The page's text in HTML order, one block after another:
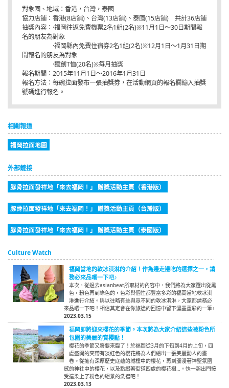
對象國、地域：香港，台灣，泰國
協力店鋪：香港(8店鋪)、台灣(13店鋪)、泰國(15店鋪) 共計36店鋪
抽獎內容：·福岡往返免費機票2名1組(2名)※11月1日～30日期間報
名的朋友為對象
·福岡縣內免費住宿券2名1組(2名)※12月1日～1月31日期
間報名的朋友為對象
·獨創T恤(20名)※毎月抽獎
報名期間：2015年11月1日～2016年1月31日
報名方法：每碗拉面發布一張抽獎券，在活動網頁的報名欄輸入抽獎
號碼進行報名。
相關報道
福岡拉面地圖
外部鏈接
豚骨拉面發祥地「來去福岡！」 贈獎活動主頁（香港版）
豚骨拉面發祥地「來去福岡！」 贈獎活動主頁（台灣版）
豚骨拉面發祥地「來去福岡！」 贈獎活動主頁（泰國版）
Culture Watch
福岡當地的軟冰淇淋的介紹！作為邊走邊吃的選擇之一，請
務必來品嚐一下吧♪
本次，從過去asianbeat所取材的內容中，我們將為大家選出從黑
色，粉色再到綠色的，色彩與個性都豐富多彩的福岡當地軟冰淇
淋進行介紹。與以往略有些與眾不同的軟冰淇淋，大家都請務必
來品嚐一下吧！相信其定會在你旅途的回憶中留下濃墨重彩的一筆♪
2023.03.15
福岡即將迎來櫻花的季節。本次將為大家介紹這些被粉色所
包圍的美麗的賞櫻點！
櫻花的季節又將要來臨了！於福岡從3月的下旬到4月的上旬，四
處盛開的夾帶有淡紅色的櫻花將為人們繪出一張美麗動人的畫
卷。從擁有深厚歷史底蘊的城樓中的櫻花，再到瀰漫著神聖氛圍
感的神社中的櫻花，以及點綴著街道四處的櫻花樹…。快一起出門接
受這染上了粉色的絕景的洗禮吧！
2023.03.13